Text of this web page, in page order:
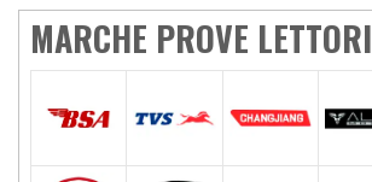
MARCHE PROVE LETTORI